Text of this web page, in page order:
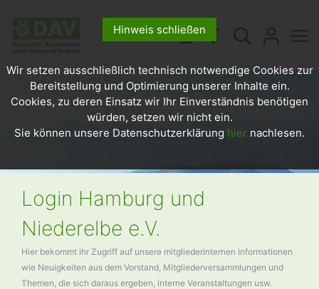
Login Hamburg und
Niederelbe e.V.
Hier bekommt ihr Zugriff auf unsere mitgliederinternen Informationen
wie Neuigkeiten aus dem Vorstand, Mitgliederversammlungen und
Themen, die sich daraus ergeben, interne Veranstaltungen usw.
Hinweis schließen
Wir setzen ausschließlich technisch notwendige Cookies zur
Bereitstellung und Optimierung unserer Inhalte ein.
Cookies, zu deren Einsatz wir Ihr Einverständnis benötigen
würden, setzen wir nicht ein.
Sie können unsere Datenschutzerklärung hier nachlesen.